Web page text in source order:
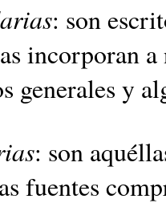
: son
incorporan
generales y
: son
fuentes